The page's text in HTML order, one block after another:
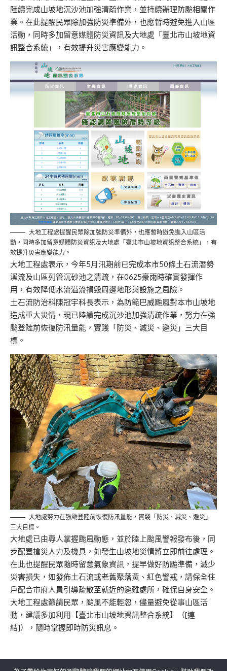
陸續完成山坡地沉沙池加強清疏作業，並持續辦理防颱相關作
業。在此提醒民眾除加強防災準備外，也應暫時避免進入山區
活動，同時多加留意媒體防災資訊及大地處「臺北市山坡地資
訊整合系統」，有效提升災害應變能力。
大地工程處提醒民眾除加強防災準備外，也應暫時避免進入山區活
動，同時多加留意媒體防災資訊及大地處「臺北市山坡地資訊整合系統」，有
效提升災害應變能力。
大地工程處表示，今年5月汛期前已完成本市50條土石流潛勢
溪流及山區列管沉砂池之清疏，在0625豪雨時確實發揮作
用，有效降低水流溢流損毀周邊地形與設施之風險。
土石流防治科陳冠宇科長表示，為防範巴威颱風對本市山坡地
造成重大災情，現已陸續完成沉沙池加強清疏作業，努力在強
颱登陸前恢復防汛量能，實踐「防災、減災、避災」三大目
標。
大地處努力在強颱登陸前恢復防汛量能，實踐「防災、減災、避災」
三大目標。
大地處已由專人掌握颱風動態，並於陸上颱風警報發布後，同
步配置搶災人力及機具，如發生山坡地災情將立即前往處理。
在此也提醒民眾隨時留意氣象資訊，提早做好防颱準備，減少
災害損失，如發佈土石流或老舊聚落黃、紅色警戒，請保全住
戶配合市府人員引導疏散至就近的避難處所，確保自身安全。
大地工程處籲請民眾，颱風不能輕忽，儘量避免從事山區活
動，建議多加利用【臺北市山坡地資訊整合系統】（[連
結]），隨時掌握即時防災訊息。